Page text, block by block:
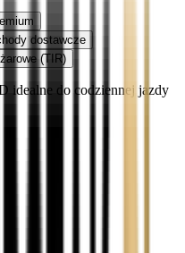
dostawcze
(TIR)
idealne do codziennej jazdy